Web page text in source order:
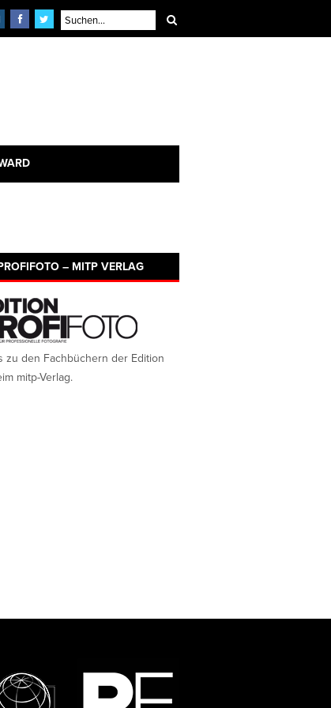
– MITP VERLAG
zu den Fachbüchern der Edition
mitp-Verlag.